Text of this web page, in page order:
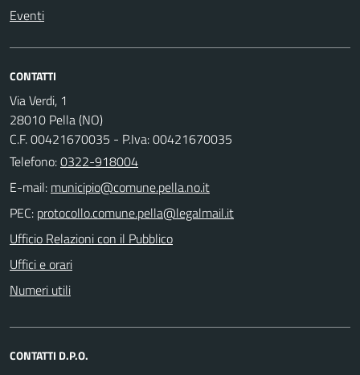
Eventi
CONTATTI
Via Verdi, 1
28010 Pella (NO)
C.F. 00421670035 - P.Iva: 00421670035
Telefono:0322-918004
E-mail:
PEC:
Ufficio Relazioni con il Pubblico
Uffici e orari
Numeri utili
CONTATTI D.P.O.